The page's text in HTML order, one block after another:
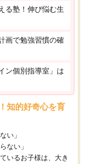
る塾！伸び悩む生
画で勉強習慣の確
ン個別指導室」は
知的好奇心を育
い」
ない」
いるお子様は、大き